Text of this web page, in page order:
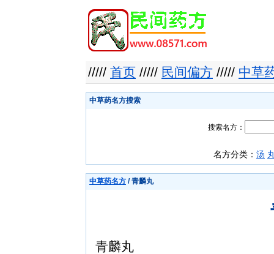
///// 首页 ///// 民间偏方 ///// 中草
中草药名方搜索
搜索名方：
名方分类： 汤
中草药名方 / 青麟丸
青麟丸